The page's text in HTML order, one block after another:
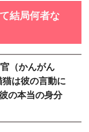
結局何者な
（かんがん
は彼の言動に
の本当の身分